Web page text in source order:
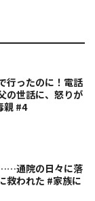
行ったのに！電話
の世話に、怒りが
親 #4
通院の日々に落
救われた #家族に